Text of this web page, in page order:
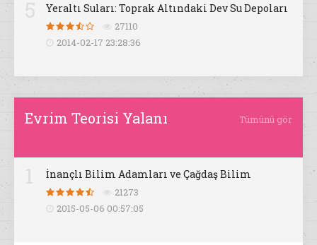
Yeraltı Suları: Toprak Altındaki Dev Su Depoları
27110
2014-02-17 23:28:36
Evrim Teorisi Yalanı Tümünü gör
İnançlı Bilim Adamları ve Çağdaş Bilim
21273
2015-05-06 00:57:05